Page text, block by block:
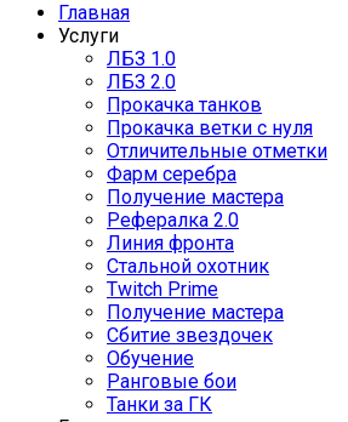
Главная
Услуги
ЛБЗ 1.0
ЛБЗ 2.0
Прокачка танков
Прокачка ветки с нуля
Отличительные отметки
Фарм серебра
Получение мастера
Рефералка 2.0
Линия фронта
Стальной охотник
Twitch Prime
Получение мастера
Сбитие звездочек
Обучение
Ранговые бои
Танки за ГК